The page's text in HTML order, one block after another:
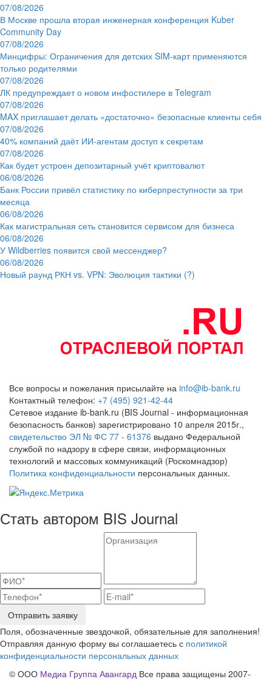
07/08/2026
В Москве прошла вторая инженерная конференция Kuber
Community Day
07/08/2026
Минцифры: Ограничения для детских SIM-карт применяются
только родителями
07/08/2026
ЛК предупреждает о новом инфостилере в Telegram
07/08/2026
MAX приглашает делать «достаточно» безопасные клиенты себя
07/08/2026
40% компаний даёт ИИ‑агентам доступ к секретам
07/08/2026
Как будет устроен депозитарный учёт криптовалют
06/08/2026
Банк России привёл статистику по киберпреступности за три
месяца
06/08/2026
Как магистральная сеть становится сервисом для бизнеса
06/08/2026
У Wildberries появится свой мессенджер?
06/08/2026
Новый раунд РКН vs. VPN: Эволюция тактики (?)
Все вопросы и пожелания присылайте на info@ib-bank.ru
Контактный телефон: +7 (495) 921-42-44
Сетевое издание ib-bank.ru (BIS Journal - информационная
безопасность банков) зарегистрировано 10 апреля 2015г.,
свидетельство ЭЛ № ФС 77 - 61376 выдано Федеральной
службой по надзору в сфере связи, информационных
технологий и массовых коммуникаций (Роскомнадзор)
Политика конфиденциальности персональных данных.
Стать автором BIS Journal
Отправить заявку
Поля, обозначенные звездочкой, обязательные для заполнения!
Отправляя данную форму вы соглашаетесь с политикой
конфиденциальности персональных данных
© ООО Медиа Группа Авангард Все права защищены 2007-